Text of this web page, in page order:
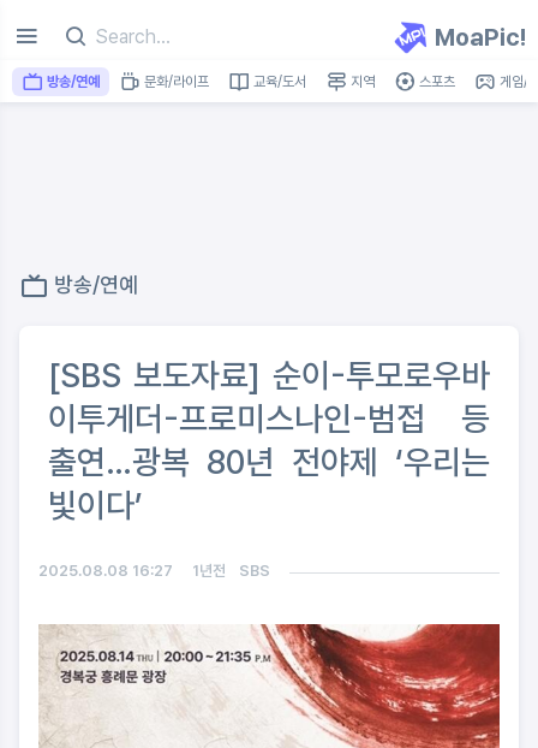
MoaPic!
방송/연예 문화/라이프 교육/도서 지역 스포츠 게임/
방송/연예
[SBS 보도자료] 순이-투모로우바
이투게더-프로미스나인-범접 등
출연…광복 80년 전야제 ‘우리는
빛이다’
2025.08.08 16:27 1년전 SBS